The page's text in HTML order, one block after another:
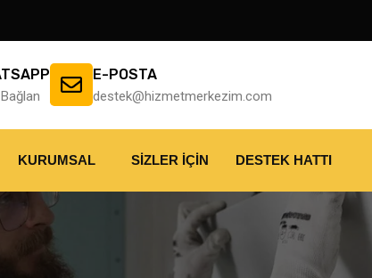
E-POSTA
destek@hizmetmerkezim.com
KURUMSAL SIZLER İÇIN DESTEK HATTI